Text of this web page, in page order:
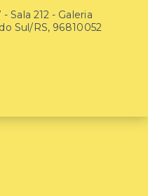
Sala 212 - Galeria
Sul/RS, 96810052